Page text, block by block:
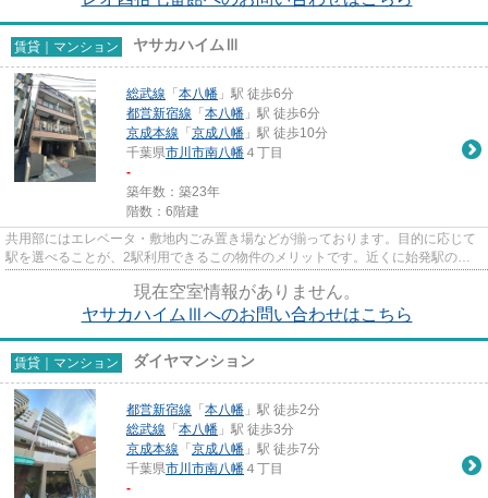
賃貸｜マンション ヤサカハイムⅢ
総武線 「 本八幡 」駅 徒歩6分
都営新宿線 「 本八幡 」駅 徒歩6分
京成本線 「 京成八幡 」駅 徒歩10分
千葉県市川市南八幡 ４丁目
-
築年数：築23年
階数：6階建
共用部にはエレベータ・敷地内ごみ置き場などが揃っております。目的に応じて
駅を選べることが、2駅利用できるこの物件のメリットです。近くに始発駅のあ
現在空室情報がありません。
ヤサカハイムⅢへのお問い合わせはこちら
賃貸｜マンション ダイヤマンション
都営新宿線 「 本八幡 」駅 徒歩2分
総武線 「 本八幡 」駅 徒歩3分
京成本線 「 京成八幡 」駅 徒歩7分
千葉県市川市南八幡 ４丁目
-